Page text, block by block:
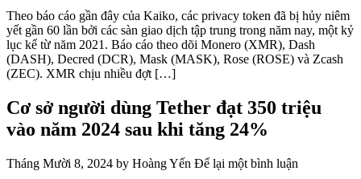
Theo báo cáo gần đây của Kaiko, các privacy token đã bị hủy niêm
yết gần 60 lần bởi các sàn giao dịch tập trung trong năm nay, một kỷ
lục kể từ năm 2021. Báo cáo theo dõi Monero (XMR), Dash
(DASH), Decred (DCR), Mask (MASK), Rose (ROSE) và Zcash
(ZEC). XMR chịu nhiều đợt […]
Cơ sở người dùng Tether đạt 350 triệu
vào năm 2024 sau khi tăng 24%
Tháng Mười 8, 2024 by Hoàng Yến Để lại một bình luận